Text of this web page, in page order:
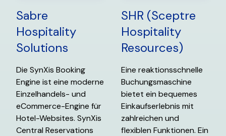
Sabre
Hospitality
Solutions
Die SynXis Booking
Engine ist eine moderne
Einzelhandels- und
eCommerce-Engine für
Hotel-Websites. SynXis
Central Reservations
SHR (Sceptre
Hospitality
Resources)
Eine reaktionsschnelle
Buchungsmaschine
bietet ein bequemes
Einkaufserlebnis mit
zahlreichen und
flexiblen Funktionen. Ein